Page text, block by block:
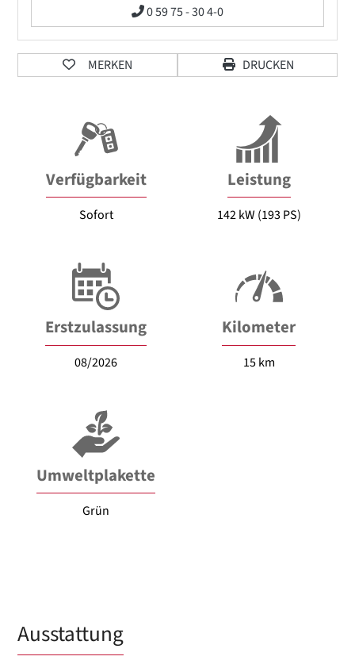
0 59 75 - 30 4-0
MERKEN DRUCKEN
Verfügbarkeit
Sofort
Leistung
142 kW (193 PS)
Erstzulassung
08/2026
Kilometer
15 km
Umweltplakette
Grün
Ausstattung